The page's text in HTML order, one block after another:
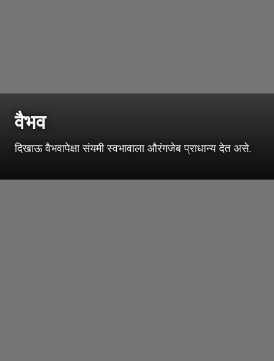
वैभव
दिखाऊ वैभवापेक्षा संयमी स्वभावाला औरंगजेब प्राधान्य देत असे.